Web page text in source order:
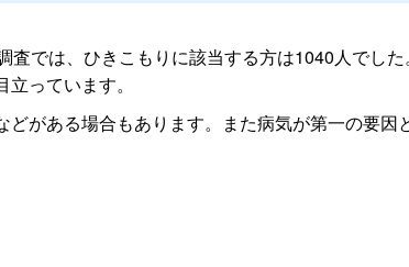
では、ひきこもりに該当する方は1040人でし
っています。
がある場合もあります。また病気が第一の要